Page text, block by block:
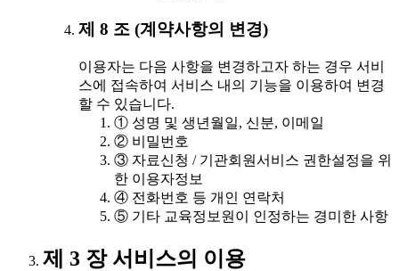
제 8 조 (계약사항의 변경)
이용자는 다음 사항을 변경하고자 하는 경우 서비
스에 접속하여 서비스 내의 기능을 이용하여 변경
할 수 있습니다.
① 성명 및 생년월일, 신분, 이메일
② 비밀번호
③ 자료신청 / 기관회원서비스 권한설정을 위
한 이용자정보
④ 전화번호 등 개인 연락처
⑤ 기타 교육정보원이 인정하는 경미한 사항
제 3 장 서비스의 이용